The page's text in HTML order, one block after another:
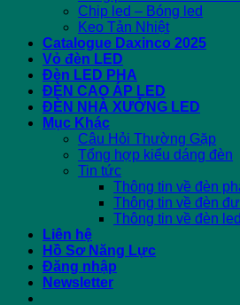
Chip led – Bóng led
Keo Tản Nhiệt
Catalogue Daxinco 2025
Vỏ đèn LED
Đèn LED PHA
ĐÈN CAO ÁP LED
ĐÈN NHÀ XƯỞNG LED
Mục Khác
Câu Hỏi Thường Gặp
Tổng hợp kiểu dáng đèn
Tin tức
Thông tin về đèn
Thông tin về đèn
Thông tin về đèn
Liên hệ
Hồ Sơ Năng Lực
Đăng nhập
Newsletter